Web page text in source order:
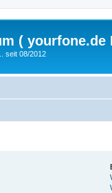
( yourfone.de
seit 08/2012